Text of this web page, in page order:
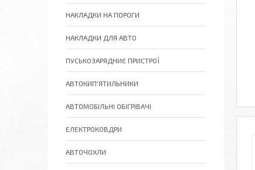
НАКЛАДКИ НА ПОРОГИ
НАКЛАДКИ ДЛЯ АВТО
ПУСЬКОЗАРЯДНИЄ ПРИСТРОЇ
АВТОКИП'ЯТИЛЬНИКИ
АВТОМОБІЛЬНІ ОБІГРІВАЧІ
ЕЛЕКТРОКОВДРИ
АВТОЧОХЛИ